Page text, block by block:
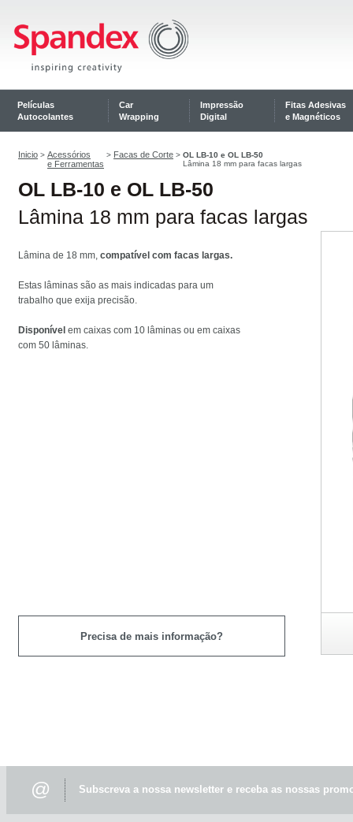
Películas
Autocolantes
Car
Wrapping
Impressão
Digital
Fitas Adesivas
e Magnéticos
Inicio > Acessórios
e Ferramentas
> Facas de Corte > OL LB-10 e OL LB-50
Lâmina 18 mm para facas largas
OL LB-10 e OL LB-50
Lâmina 18 mm para facas largas
Lâmina de 18 mm, compatível com facas largas.
Estas lâminas são as mais indicadas para um
trabalho que exija precisão.
Disponível em caixas com 10 lâminas ou em caixas
com 50 lâminas.
Precisa de mais informação?
@ Subscreva a nossa newsletter e receba as nossas